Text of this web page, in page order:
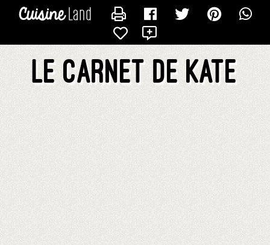
Le carnet de Kate
CONTACTER KATE